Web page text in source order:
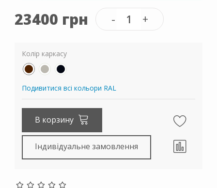
23400 грн
Колір каркасу
Подивитися всі кольори RAL
В корзину
Індивідуальне замовлення